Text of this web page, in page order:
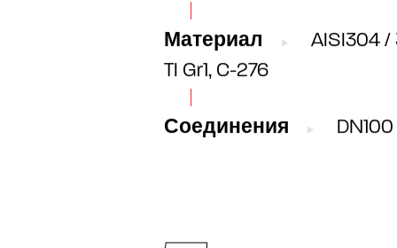
Материал
AISI304 /
TI Gr1, C-276
Соединения DN100